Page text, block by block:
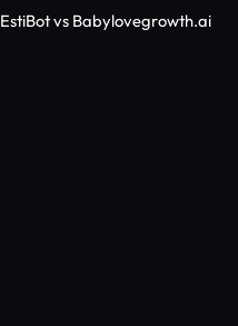
EstiBot vs Babylovegrowth.ai